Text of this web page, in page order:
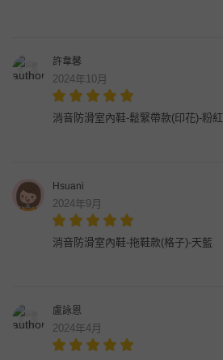
許韋馨
2024年10月
消音防滑室內鞋-鬆緊帶款(印花)-粉紅
Hsuani
2024年9月
消音防滑室內鞋-拖鞋款(格子)-天藍
盧詠恩
2024年4月